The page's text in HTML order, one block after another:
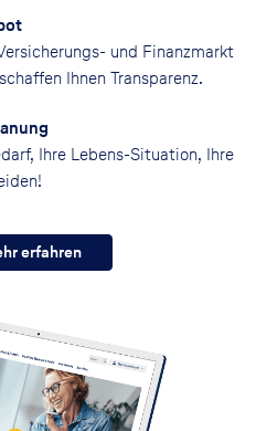
und Finanzmarkt
Ihnen Transparenz.
Ihre Lebens-Situation, Ihre
erfahren